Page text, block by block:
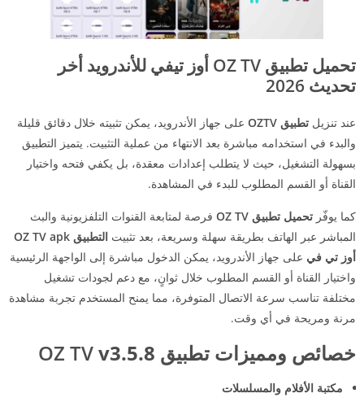
تحميل تطبيق OZ TV أوز تيفي للأندرويد أخر
تحديث 2026
عند تنزيل تطبيق OZTV
على جهاز الأندرويد، يمكن تثبيته خلال دقائق قليلة
والبدء في استخدامه مباشرة بعد الانتهاء من عملية التثبيت. يتميز التطبيق
بسهولة التشغيل، حيث لا يتطلب إعدادات معقدة، بل يكفي فتحه واختيار
القناة أو القسم المطلوب للبدء في المشاهدة.
كما يوفّر تحميل تطبيق OZ TV
فرصة لمتابعة القنوات التلفزيونية والبث
المباشر عبر الهاتف بطريقة سهلة وسريعة، بعد تثبيت
التطبيق OZ TV apk
أوز تي في على جهاز الأندرويد، يمكن الدخول مباشرة إلى الواجهة الرئيسية
واختيار القناة أو القسم المطلوب خلال ثوانٍ، مع دعم لجودات تشغيل
مختلفة تناسب سرعة الاتصال المتوفرة، مما يمنح المستخدم تجربة مشاهدة
مرنة ومريحة في أي وقت.
خصائص ومميزات تطبيق OZ TV v3.5.8
مكتبة الأفلام والمسلسلات